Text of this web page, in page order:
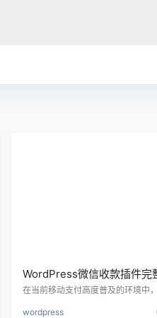
WordPress微信收款插件完
实战操作指南
在当前移动支付高度普及的环境中
ordPress 构建网站的站长来说，尤
wordpress